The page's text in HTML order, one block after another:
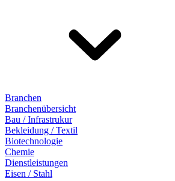
Branchen
Branchenübersicht
Bau / Infrastrukur
Bekleidung / Textil
Biotechnologie
Chemie
Dienstleistungen
Eisen / Stahl